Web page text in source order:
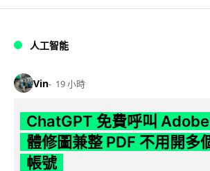
人工智能
Vin 19 小時
ChatGPT 免費呼叫
體修圖兼整 PDF 不用開多
帳號